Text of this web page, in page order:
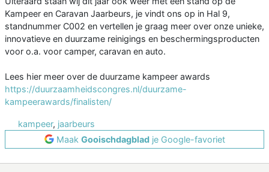
Kampeer en Caravan Jaarbeurs, je vindt ons op in Hal 9,
standnummer C002 en vertellen je graag meer over onze unieke,
innovatieve en duurzame reinigings en beschermingsproducten
voor o.a. voor camper, caravan en auto.
Lees hier meer over de duurzame kampeer awards
https://duurzaamheidscongres.nl/duurzame-
kampeerawards/finalisten/
kampeer, jaarbeurs
Maak Gooischdagbladje Google-favoriet